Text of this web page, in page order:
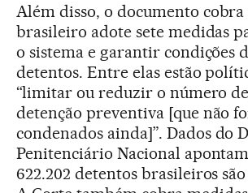
Além disso, o documento cobra
brasileiro adote sete medidas
o sistema e garantir condições
detentos. Entre elas estão
“limitar ou reduzir o número
detenção preventiva [que não
condenados ainda]”. Dados do
Penitenciário Nacional
622.202 detentos brasileiros